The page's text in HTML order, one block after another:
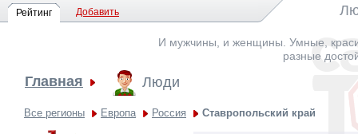
Рейтинг Добавить
И мужчины, и женщины. Умные,
разные
Главная Люди
Все регионы Европа Россия Ставропольский край